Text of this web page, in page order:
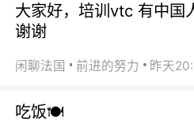
大家好，培训vtc 有中国
谢谢
闲聊法国 前进的努力 昨天
吃饭🍽️